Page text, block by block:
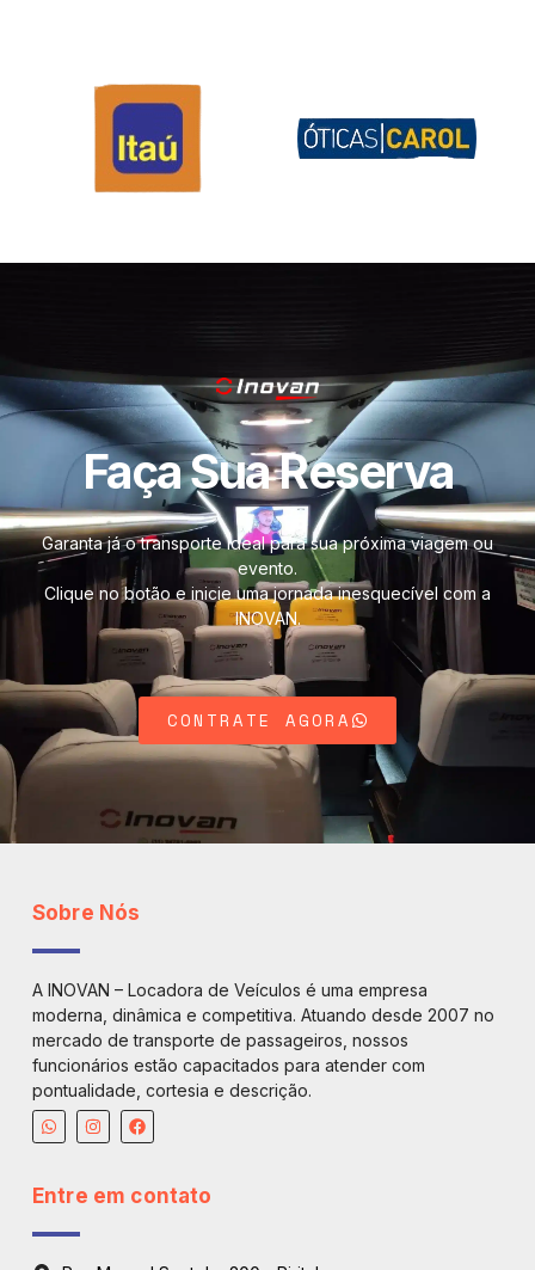
Faça Sua Reserva
Garanta já o transporte ideal para sua próxima viagem ou
evento.
Clique no botão e inicie uma jornada inesquecível com a
INOVAN.
CONTRATE AGORA
Sobre Nós
A INOVAN – Locadora de Veículos é uma empresa
moderna, dinâmica e competitiva. Atuando desde 2007 no
mercado de transporte de passageiros, nossos
funcionários estão capacitados para atender com
pontualidade, cortesia e descrição.
Entre em contato